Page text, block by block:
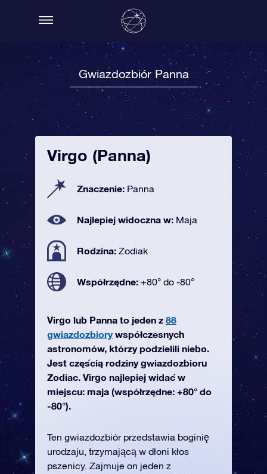
Gwiazdozbiór Panna
Virgo (Panna)
Znaczenie: Panna
Najlepiej widoczna w: Maja
Rodzina: Zodiak
Współrzędne: +80° do -80°
Virgo lub Panna to jeden z 88
gwiazdozbiorywspółczesnych
astronomów, którzy podzielili niebo.
Jest częścią rodziny gwiazdozbioru
Zodiac. Virgo najlepiej widać w
miejscu: maja (współrzędne: +80° do
-80°).
Ten gwiazdozbiór przedstawia boginię
urodzaju, trzymającą w dłoni kłos
pszenicy. Zajmuje on jeden z